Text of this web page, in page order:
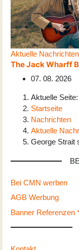
Aktuelle Nachrichten
The Jack Wharff
07. 08. 2026
Aktuelle Seite:
Startseite
Nachrichten
Aktuelle
George Strait
Bei CMN werben
AGB Werbung
Banner Referenzen